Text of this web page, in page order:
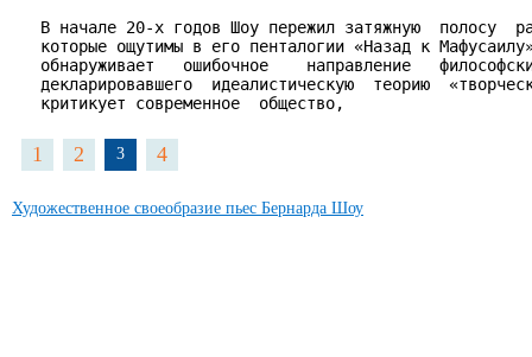
В начале 20-х годов Шоу пережил затяжную  полосу
которые ощутимы в его пенталогии «Назад к
обнаруживает   ошибочное    направление
декларировавшего  идеалистическую  теорию
   критикует современное  общество,
1 2 3 4
Художественное своеобразие пьес Бернарда Шоу